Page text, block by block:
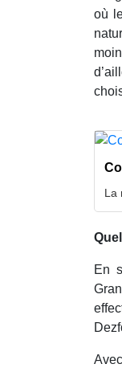
où
La
En